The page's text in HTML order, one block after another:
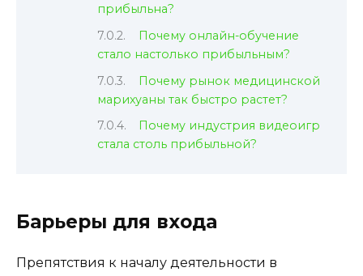
прибыльна?
Почему онлайн-обучение
стало настолько прибыльным?
Почему рынок медицинской
марихуаны так быстро растет?
Почему индустрия видеоигр
стала столь прибыльной?
Барьеры для входа
Препятствия к началу деятельности в